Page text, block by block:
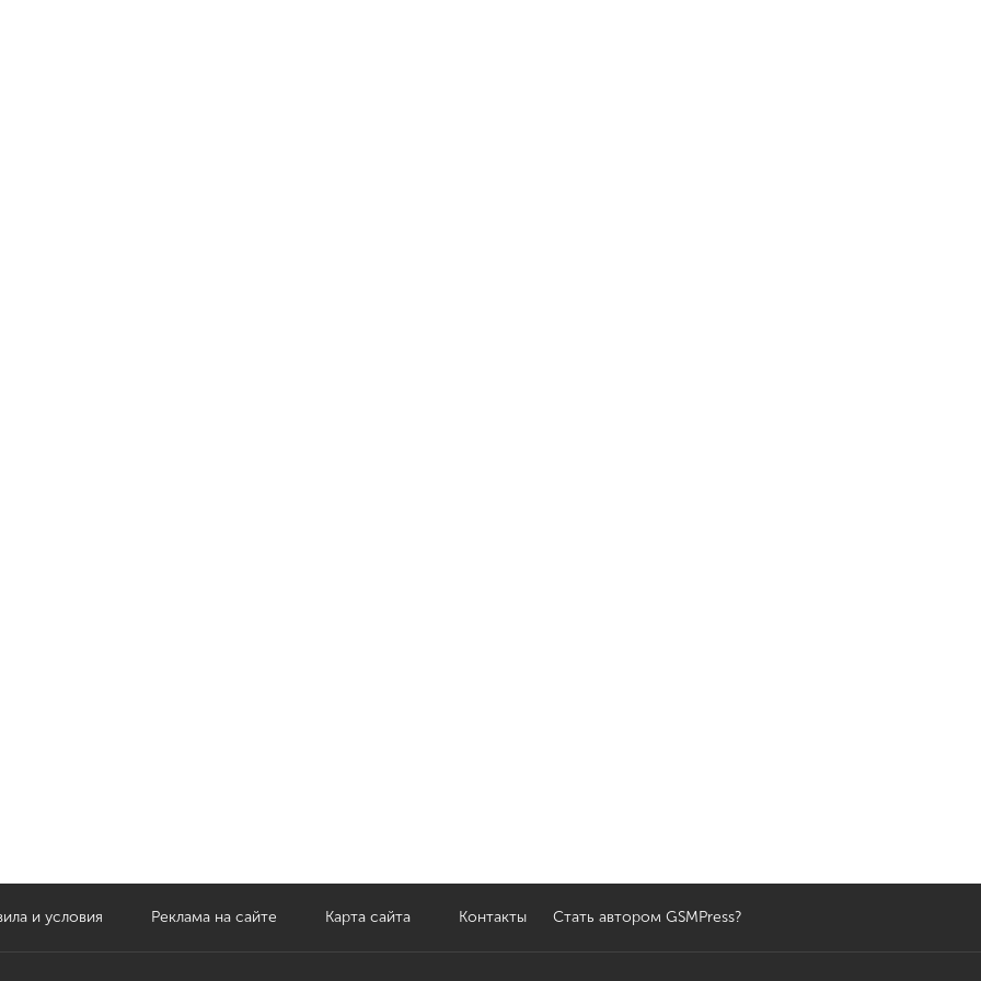
и условия Реклама на сайте Карта сайта Контакты Стать автором GSMPress?